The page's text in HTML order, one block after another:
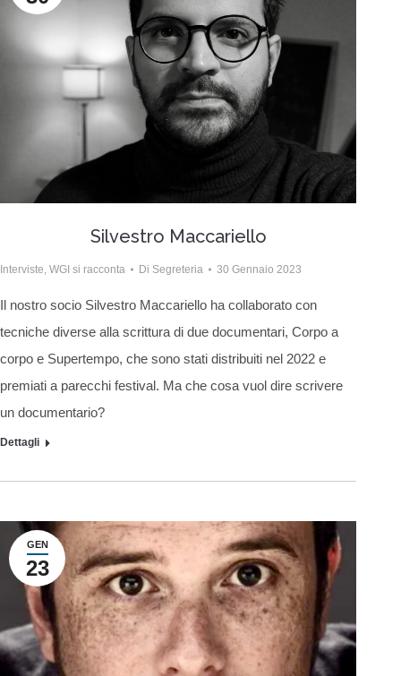
Silvestro Maccariello
Interviste, WGI si racconta Di Segreteria 30 Gennaio 2023
Il nostro socio Silvestro Maccariello ha collaborato con
tecniche diverse alla scrittura di due documentari, Corpo a
corpo e Supertempo, che sono stati distribuiti nel 2022 e
premiati a parecchi festival. Ma che cosa vuol dire scrivere
un documentario?
Dettagli
GEN
23